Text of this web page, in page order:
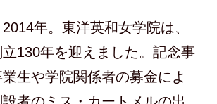
年。東洋英和女学院は、
130年を迎えました。記念事
生や学院関係者の募金によ
者のミス・カートメルの出